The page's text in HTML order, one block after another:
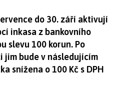
do 30. září aktivují
inkasa z bankovního
slevu 100 korun. Po
jim bude v následujícím
snížena o 100 Kč s DPH